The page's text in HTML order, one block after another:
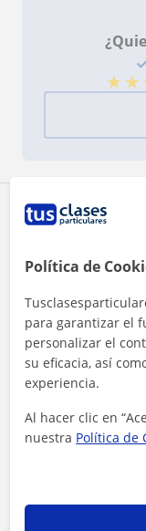
★ ★
Zona de Léa
Localidades a las
Zaragoza
+ −
1 mi
Política de
para garantizar el
personalizar el
su eficacia, así
experiencia.
Al hacer clic en
nuestra Política de